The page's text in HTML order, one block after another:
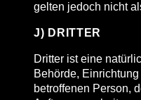
gelten jedoch nicht
J) DRITTER
Dritter ist eine
Behörde,
betroffenen Person,